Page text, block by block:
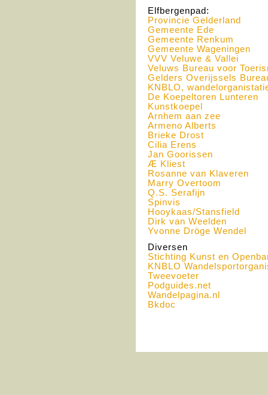
Elfbergenpad:
Provincie Gelderland
Gemeente Ede
Gemeente Renkum
Gemeente Wageningen
VVV Veluwe & Vallei
Veluws Bureau voor
Gelders Overijssels
KNBLO,
De Koepeltoren Lunteren
Kunstkoepel
Arnhem aan zee
Armeno Alberts
Brieke Drost
Cilia Erens
Jan Goorissen
Æ Kliest
Rosanne van Klaveren
Marry Overtoom
Q.S. Serafijn
Spinvis
Hooykaas/Stansfield
Dirk van Weelden
Yvonne Dröge Wendel
Diversen
Stichting Kunst en
KNBLO
Tweevoeter
Podguides.net
Wandelpagina.nl
Bkdoc